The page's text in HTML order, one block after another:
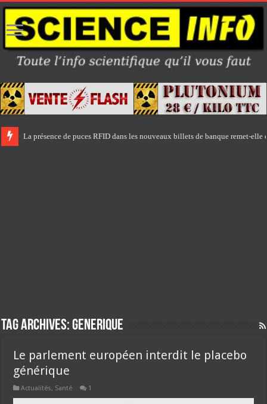
La présence de puces RFID dans les nouveaux billets de banque remet-
Tag Archives:generique
Le parlement européen interdit le placebo
générique
Actualités, Santé 1